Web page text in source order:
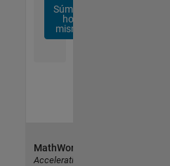
Súmese
hoy
mismo
MathWorks
Accelerating